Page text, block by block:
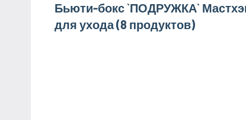
Навигация
по
Бьюти-бокс `ПОДРУЖКА`
для ухода (8 продуктов)